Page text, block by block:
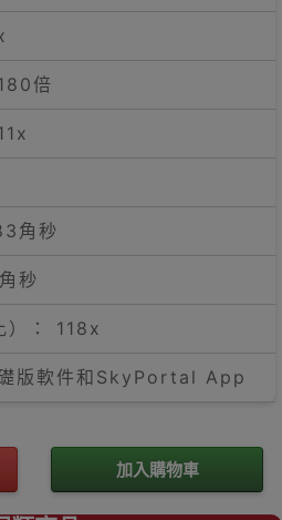
倍
角秒
秒
）： 118x
版軟件和SkyPortal App
加入購物車